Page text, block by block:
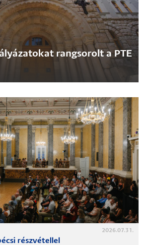
rangsorolt a PTE
2026.07.31.
részvétellel